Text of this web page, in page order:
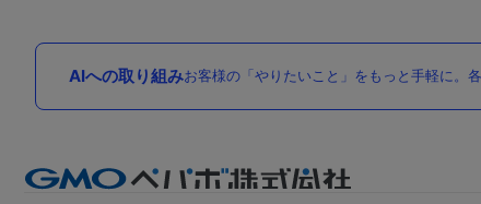
AIへの取り組みお客様の「やりたいこと」をもっと手軽に。